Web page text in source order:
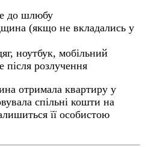
до шлюбу
(якщо не вкладались у
ноутбук, мобільний
розлучення
отримала квартиру у
спільні кошти на
її особистою